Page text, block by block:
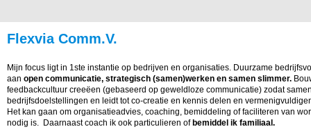
Flexvia Comm.V.
Mijn focus ligt in 1ste instantie op bedrijven en organisaties. Duurzame
aan open communicatie, strategisch (samen)werken en samen slimmer.
feedbackcultuur creeëen (gebaseerd op geweldloze communicatie) zodat
bedrijfsdoelstellingen en leidt tot co-creatie en kennis delen en
Het kan gaan om organisatieadvies, coaching, bemiddeling of faciliteren van
nodig is. Daarnaast coach ik ook particulieren of bemiddel ik familiaal.